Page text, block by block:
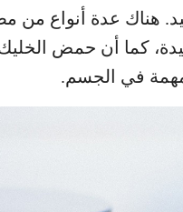
هناك عدة أنواع من
كما أن حمض
في الجسم.